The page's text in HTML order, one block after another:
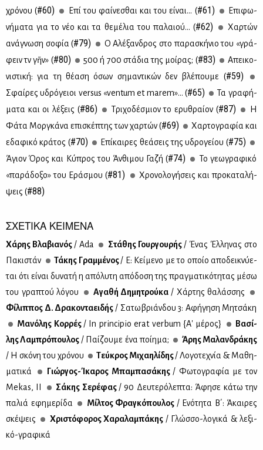
χρό­νου (#60) Επί του φαί­νε­σθαι και του εί­ναι... (#61)
Επι­φω­
νή­μα­τα για το νέο και τα θε­μέ­λια του πα­λαιού... (#62)
Χαρ­τών
ανά­γνω­ση σο­φία (#79)
Ο Αλέ­ξαν­δρος στο πα­ρα­σκή­νιο του «γρά­
φειν τὴν γῆν» (#80) 500 ή 700 στά­δια της μοί­ρας; (#83)
Απει­κο­
νι­στι­κή: για τη θέ­α­ση όσων ση­μα­ντι­κών δεν βλέ­που­με (#59)
Σφαί­ρες υδρό­γειοι versus «ventum et marem»... (#65)
Τα γρα­φή­
μα­τα και οι λέ­ξεις (#86) Τρι­χο­δέ­σμιον το ερυ­θραί­ον (#87)
Η
Φά­τα Μορ­γκά­να επι­σκέ­πτης των χαρ­τών (#69)
Χαρ­το­γρα­φία και
εδα­φι­κό κρά­τος (#70) Επί­και­ρες θε­ά­σεις της υδρο­γεί­ου (#75)
Άγιον Όρος και Κύ­προς του Άν­θι­μου Γα­ζή (#74)
Το γε­ω­γρα­φι­κό
«πα­ρά­δο­ξο» του Ερά­σμου (#81)
Χρο­νο­λο­γή­σεις και προ­κα­τα­λή­
ψεις (#88)
ΣΧΕΤΙΚΑ ΚΕΙΜΕΝΑ
Χά­ρης Βλα­βια­νός / Ada Στά­θης Γουρ­γου­ρής / Ένας Έλ­λη­νας στο
Πα­κι­στάν
Τά­κης Γραμ­μέ­νος/ Ε: Κεί­με­νο με το οποίο απο­δει­κνύ­ε­
ται ότι εί­ναι δυ­να­τή η από­λυ­τη από­δο­ση της πραγ­μα­τι­κό­τη­τας μέ­σω
του γρα­πτού λό­γου
Αγα­θή Δη­μη­τρού­κα / Χάρ­της θα­λάσ­σης
Φί­λιπ­πος Δ. Δρα­κο­ντα­ει­δής / Σα­τω­βριάν­δου 3: Αφή­γη­ση Μη­τσά­κη
Μα­νό­λης Κορ­ρές / In principio erat verbum {Α' μέ­ρος}
Βα­σί­
λης Λα­μπρό­που­λος / Παί­ζου­με ένα ποί­η­μα;
Άρης Μα­λαν­δρά­κης
/ Η σκό­νη του χρό­νου
Τεύ­κρος Μι­χαη­λί­δης/ Λο­γο­τε­χνία & Μα­θη­
μα­τι­κά
Γιώρ­γος-Ίκα­ρος Μπα­μπα­σά­κης / Φω­το­γρα­φία με τον
Mekas, ΙΙ
Σά­κης Σε­ρέ­φας / 90 Δευ­τε­ρό­λε­πτα: Άφη­σε κά­τω την
πα­λιά εφη­με­ρί­δα
Μίλ­τος Φρα­γκό­που­λος / Ενό­τη­τα Β΄: Άκαι­ρες
σκέ­ψεις
Χρι­στό­φο­ρος Χα­ρα­λα­μπά­κης / Γλώσ­σο-λο­γι­κά & λε­ξι­
κό-γρα­φι­κά